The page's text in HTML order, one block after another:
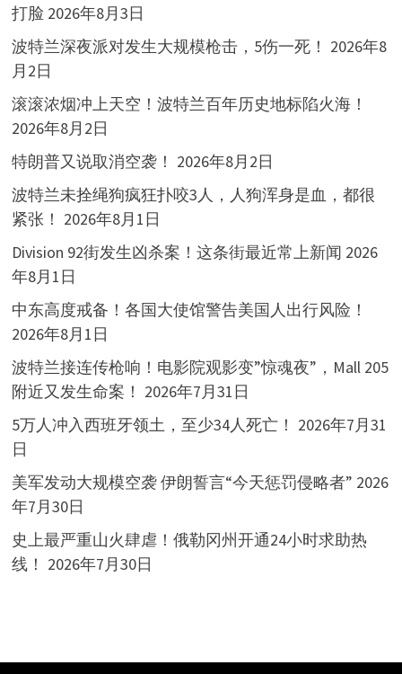
打脸 2026年8月3日
波特兰深夜派对发生大规模枪击，5伤一死！ 2026年8
月2日
滚滚浓烟冲上天空！波特兰百年历史地标陷火海！
2026年8月2日
特朗普又说取消空袭！ 2026年8月2日
波特兰未拴绳狗疯狂扑咬3人，人狗浑身是血，都很
紧张！ 2026年8月1日
Division 92街发生凶杀案！这条街最近常上新闻 2026
年8月1日
中东高度戒备！各国大使馆警告美国人出行风险！
2026年8月1日
波特兰接连传枪响！电影院观影变”惊魂夜”，Mall 205
附近又发生命案！ 2026年7月31日
5万人冲入西班牙领土，至少34人死亡！ 2026年7月31
日
美军发动大规模空袭 伊朗誓言“今天惩罚侵略者” 2026
年7月30日
史上最严重山火肆虐！俄勒冈州开通24小时求助热
线！ 2026年7月30日